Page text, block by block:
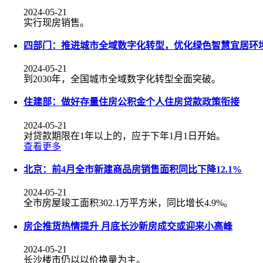
2024-05-21
实行现房销售。
四部门：推进城市全域数字化转型，优化绿色智慧宜居环
2024-05-21
到2030年，全国城市全域数字化转型全面突破。
住建部：做好存量住房公积金个人住房贷款政策衔接
2024-05-21
对贷款期限在1年以上的，应于下年1月1日开始。
查看更多
北京：前4月全市新建商品房销售面积同比下降12.1%
2024-05-21
全市房屋竣工面积302.1万平方米，同比增长4.9%。
房企推货热情提升 月底长沙新房成交或迎来小高峰
2024-05-21
长沙楼市仍以以价换量为主。